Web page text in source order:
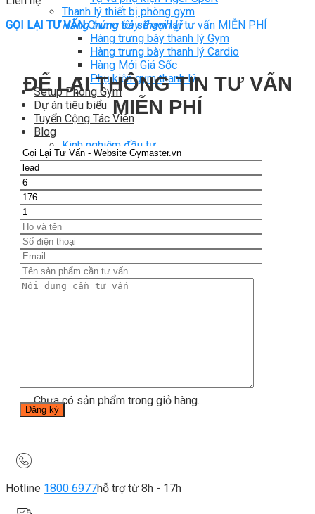
Thanh lý thiết bị phòng gym
Hàng trưng bày thanh lý
Hàng trưng bày thanh lý Gym
Hàng trưng bày thanh lý Cardio
Hàng Mới Giá Sốc
Phụ kiện gym thanh lý
Setup Phòng Gym
Dự án tiêu biểu
Tuyển Cộng Tác Viên
Blog
Kinh nghiệm đầu tư
Thiết bị gym
Tin tức
0
Chưa có sản phẩm trong giỏ hàng.
Chưa có sản phẩm trong giỏ hàng.
GỌI LẠI TƯ VẤN Chúng tôi sẽ gọi lại tư vấn MIỄN PHÍ
ĐỂ LẠI THÔNG TIN TƯ VẤN
MIỄN PHÍ
Hotline 1800 6977hỗ trợ từ 8h - 17h